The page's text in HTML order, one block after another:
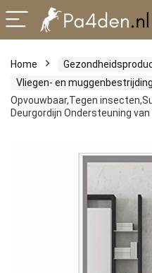
Home
Vliegen- en muggenbestrijding
Opvouwbaar,Tegen
Deurgordijn Ondersteuning van